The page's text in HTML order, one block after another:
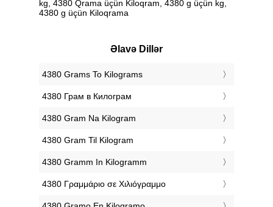
kg, 4380 Qrama üçün Kiloqram, 4380 g üçün kg,
4380 g üçün Kiloqrama
Əlavə Dillər
‎4380 Grams To Kilograms
‎4380 Грам в Килограм
‎4380 Gram Na Kilogram
‎4380 Gram Til Kilogram
‎4380 Gramm In Kilogramm
‎4380 Γραμμάριο σε Χιλιόγραμμο